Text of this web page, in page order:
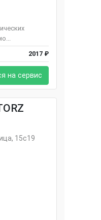
2017 ₽
на сервис
15с19